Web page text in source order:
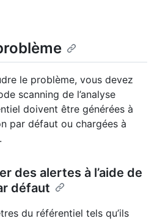
le problème, vous devez
scanning de l’analyse
doivent être générées à
par défaut ou chargées à
des alertes à l’aide de
défaut
du référentiel tels qu’ils